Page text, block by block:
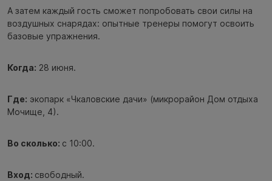
А затем каждый гость сможет попробовать свои силы на
воздушных снарядах: опытные тренеры помогут освоить
базовые упражнения.
Когда: 28 июня.
Где: экопарк «Чкаловские дачи» (микрорайон Дом отдыха
Мочище, 4).
Во сколько: с 10:00.
Вход: свободный.